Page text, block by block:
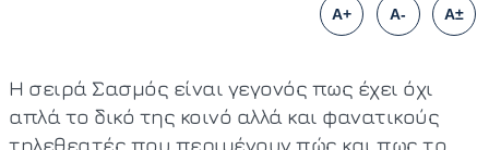
A+ A- A±
Η σειρά Σασμός είναι γεγονός πως έχει όχι
απλά το δικό της κοινό αλλά και φανατικούς
τηλεθεατές που περιμένουν πώς και πως το